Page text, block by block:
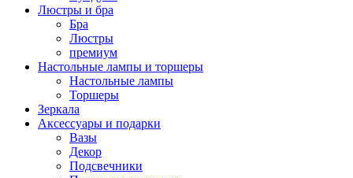
Люстры и бра
Бра
Люстры
премиум
Настольные лампы и торшеры
Настольные лампы
Торшеры
Зеркала
Аксессуары и подарки
Вазы
Декор
Подсвечники